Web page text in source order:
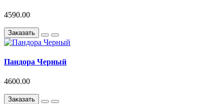
4590.00
Заказать
Пандора Черный
4600.00
Заказать